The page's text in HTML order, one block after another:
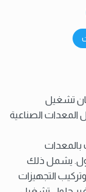
تشغيل
المعدات الصناعية
بالمعدات
يشمل ذلك
التجهيزات